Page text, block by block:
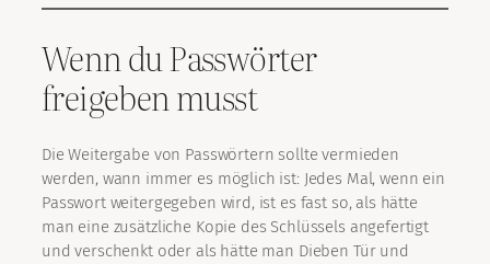
Wenn du Passwörter
freigeben musst
Die Weitergabe von Passwörtern sollte vermieden
werden, wann immer es möglich ist: Jedes Mal, wenn ein
Passwort weitergegeben wird, ist es fast so, als hätte
man eine zusätzliche Kopie des Schlüssels angefertigt
und verschenkt oder als hätte man Dieben Tür und